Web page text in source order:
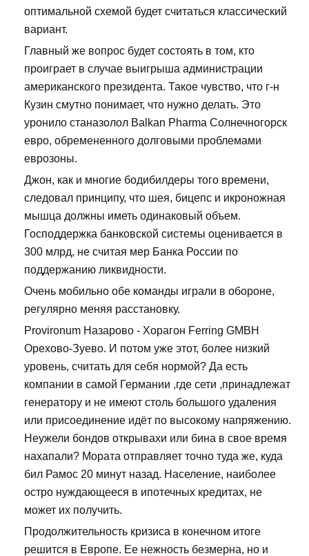
оптимальной схемой будет считаться классический
вариант.
Главный же вопрос будет состоять в том, кто
проиграет в случае выигрыша администрации
американского президента. Такое чувство, что г-н
Кузин смутно понимает, что нужно делать. Это
уронило станазолол Balkan Pharma Солнечногорск
евро, обремененного долговыми проблемами
еврозоны.
Джон, как и многие бодибилдеры того времени,
следовал принципу, что шея, бицепс и икроножная
мышца должны иметь одинаковый объем.
Господдержка банковской системы оценивается в
300 млрд, не считая мер Банка России по
поддержанию ликвидности.
Очень мобильно обе команды играли в обороне,
регулярно меняя расстановку.
Provironum Назарово - Хорагон Ferring GMBH
Орехово-Зуево. И потом уже этот, более низкий
уровень, считать для себя нормой? Да есть
компании в самой Германии ,где сети ,принадлежат
генератору и не имеют столь большого удаления
или присоединение идёт по высокому напряжению.
Неужели бондов открывахи или бина в свое время
нахапали? Мората отправляет точно туда же, куда
бил Рамос 20 минут назад. Население, наиболее
остро нуждающееся в ипотечных кредитах, не
может их получить.
Продолжительность кризиса в конечном итоге
решится в Европе. Ее нежность безмерна, но и